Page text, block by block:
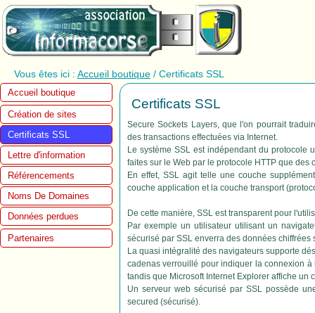
Vous êtes ici : Accueil boutique / Certificats SSL
Accueil boutique
Création de sites
Certificats SSL
Lettre d'information
Référencements
Noms De Domaines
Données perdues
Partenaires
Certificats SSL
Secure Sockets Layers, que l'on pourrait
des transactions effectuées via Internet.
Le système SSL est indépendant du protocole
faites sur le Web par le protocole HTTP que des
En effet, SSL agit telle une couche
couche application et la couche transport
De cette manière, SSL est transparent pour
Par exemple un utilisateur utilisant un
sécurisé par SSL enverra des données
La quasi intégralité des navigateurs supporte
cadenas verrouillé pour indiquer la connexion
tandis que Microsoft Internet Explorer affiche
Un serveur web sécurisé par SSL possède
secured (sécurisé).